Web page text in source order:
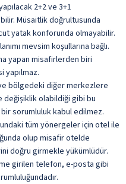
2+2 ve 3+1
Müsaitlik doğrultusunda
yatak konforunda olmayabilir.
mevsim koşullarına bağlı.
yapan misafirlerden biri
yapılmaz.
bölgedeki diğer merkezlere
değişiklik olabildiği gibi bu
sorumluluk kabul edilmez.
tüm yönergeler için otel ile
olup misafir otelde
doğru girmekle yükümlüdür.
girilen telefon, e-posta gibi